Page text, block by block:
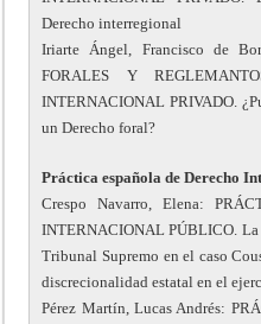
Derecho interregional
Iriarte Ángel, Francisco de
FORALES Y
INTERNACIONAL PRIVADO.
un Derecho foral?
Práctica española de Derecho
Crespo Navarro, Elena:
INTERNACIONAL PÚBLICO.
Tribunal Supremo en el caso
discrecionalidad estatal en el
Pérez Martín, Lucas Andrés: